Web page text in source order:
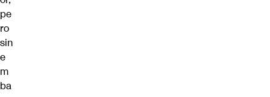
pe
ro
sin
e
m
ba